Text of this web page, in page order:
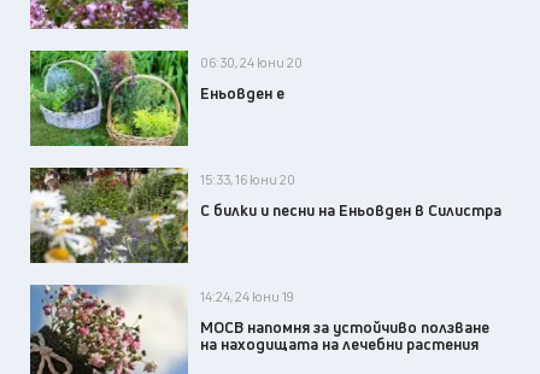
06:30, 24 юни 20
Еньовден е
15:33, 16 юни 20
С билки и песни на Еньовден в Силистра
14:24, 24 юни 19
МОСВ напомня за устойчиво ползване
на находищата на лечебни растения